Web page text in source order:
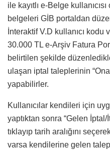
ile kayıtlı e-Belge
belgeleri GİB portaldan
İnteraktif V.D kullanıcı
30.000 TL e-Arşiv Fatura
belirtilen şekilde
ulaşan iptal taleplerinin
yapabilirler.
Kullanıcılar kendileri için
yaptıktan sonra “Gelen
tıklayıp tarih aralığını
varsa kendilerine gelen